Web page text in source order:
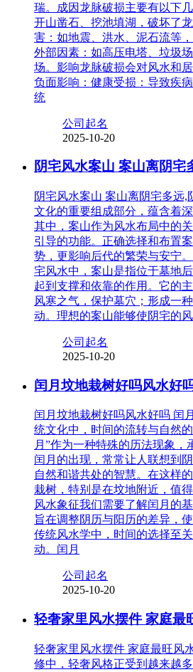
瑞。成因龙脉破损主要有以下
开山凿石、挖池填湖，破坏了
害：如地震、洪水、泥石流等
外部因素：如高压电塔、垃圾
场。影响龙脉破损会对风水和
负面影响：健康受损：导致疾
统
公司起名
2025-10-20
阴宅风水案山 案山离阴宅
阴宅风水案山 案山离阴宅多远
文化的重要组成部分，蕴含着
其中，案山作为风水布局中的
引导的功能。正确选择和布置
势，更影响后代的繁荣与安宁
宅风水中，案山是指位于墓地
起到支撑和依靠的作用。它的
风寒之气，保护墓穴；形成一
动。理想的案山能够使阴宅的
公司起名
2025-10-20
闰月坟地栽树好吗风水好
闰月坟地栽树好吗风水好吗 闰
统文化中，时间的流转与自然
月”作为一种特殊的历法现象，
闰月的出现，常常让人联想到
自然和谐共处的智慧。在这样
栽树，特别是在坟地附近，值
风水象征我们需要了解闰月的
旨在调整阴历与阳历的差异，
传统风水学中，时间的选择至
动。闰月
公司起名
2025-10-20
轻奢家里风水摆件 家庭最
轻奢家里风水摆件 家庭最旺风
修中，轻奢风格正受到越来越